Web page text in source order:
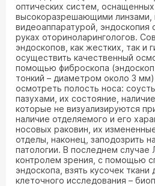
оптических систем,
высокоразрешающими линзами,
видеоаппаратурой, эндоскопия
руках оториноларингологов.
эндоскопов, как жестких, так и
осуществить качественный
помощью фиброскопа (эндоскоп
тонкий – диаметром около 3
осмотреть полость носа:
пазухами, их состояние,
которые не визуализируются
наличие отделяемого и его
носовых раковин, их
отделы, наконец, заподозрить
патологии. В последнем
контролем зрения, с помощью
эндоскопа, взять кусочек
клеточного исследования –